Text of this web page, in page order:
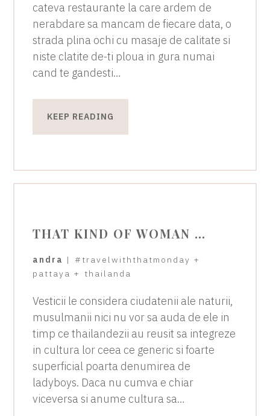
cateva restaurante la care ardem de
nerabdare sa mancam de fiecare data, o
strada plina ochi cu masaje de calitate si
niste clatite de-ti ploua in gura numai
cand te gandesti…
KEEP READING
THAT KIND OF WOMAN …
andra | #travelwiththatmonday +
pattaya + thailanda
Vesticii le considera ciudatenii ale naturii,
musulmanii nici nu vor sa auda de ele in
timp ce thailandezii au reusit sa integreze
in cultura lor ceea ce generic si foarte
superficial poarta denumirea de
ladyboys. Daca nu cumva e chiar
viceversa si anume cultura sa…